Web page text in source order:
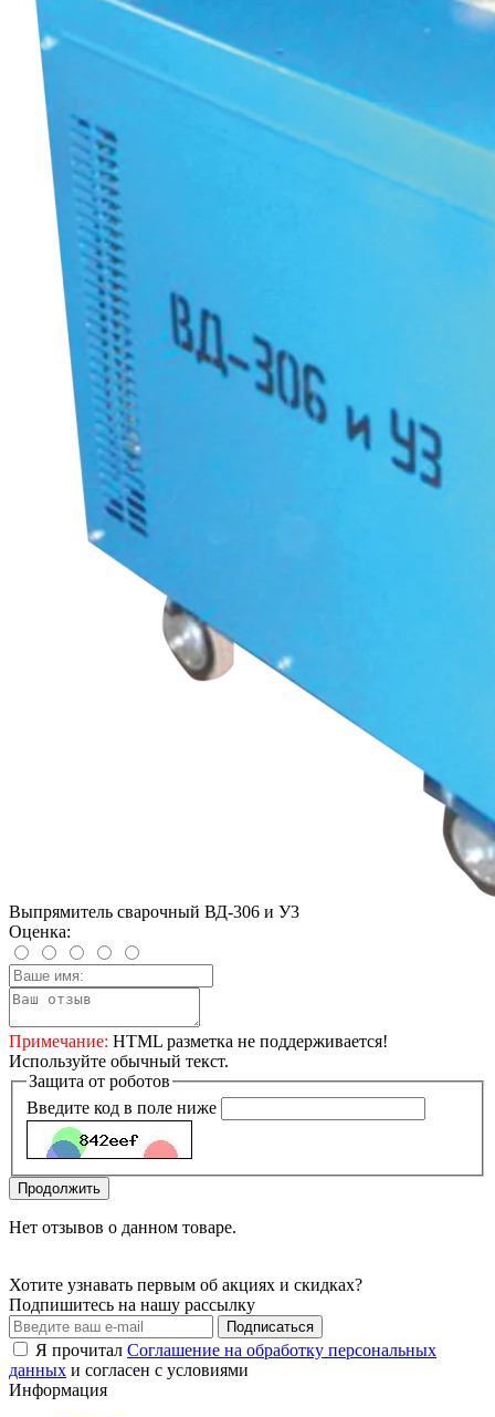
Выпрямитель сварочный ВД-306 и У3
Оценка:
Примечание: HTML разметка не поддерживается!
Используйте обычный текст.
Защита от роботов
Введите код в поле ниже
Продолжить
Нет отзывов о данном товаре.
Хотите узнавать первым об акциях и скидках?
Подпишитесь на нашу рассылку
Подписаться
Я прочитал Соглашение на обработку персональных
данных и согласен с условиями
Информация